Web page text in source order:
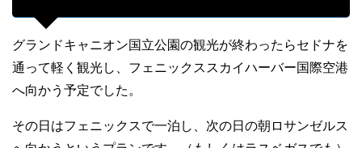
グランドキャニオン国立公園の観光が終わったらセドナを
通って軽く観光し、フェニックススカイハーバー国際空港
へ向かう予定でした。
その日はフェニックスで一泊し、次の日の朝ロサンゼルス